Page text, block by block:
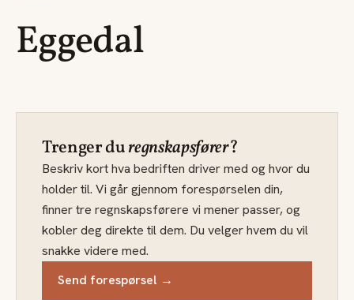
Eggedal
Trenger duregnskapsfører?
Beskriv kort hva bedriften driver med og hvor du
holder til. Vi går gjennom forespørselen din,
finner tre regnskapsførere vi mener passer, og
kobler deg direkte til dem. Du velger hvem du vil
snakke videre med.
Send forespørsel →